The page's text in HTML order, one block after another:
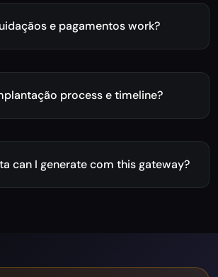
e pagamentos work?
process e timeline?
can I generate com this gateway?